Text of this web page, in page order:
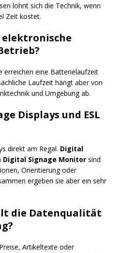
lohnt sich die Technik, wenn
Zeit kostet.
erreichen eine Batterielaufzeit
Laufzeit hängt aber von
und Umgebung ab.
Displays und ESL
direkt am Regal. Digital
Digital Signage Monitor sind
Orientierung oder
ergeben sie aber ein sehr
die Datenqualität
Artikeltexte oder